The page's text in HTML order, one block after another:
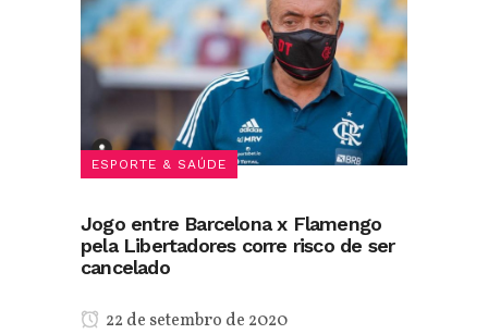
ESPORTE & SAÚDE
Jogo entre Barcelona x Flamengo
pela Libertadores corre risco de ser
cancelado
22 de setembro de 2020